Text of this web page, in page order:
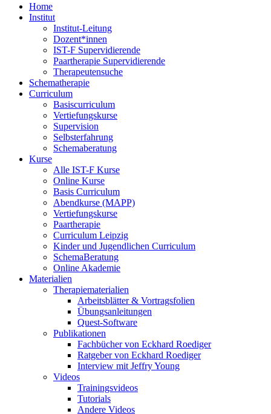
Home
Institut
Institut-Leitung
Dozent*innen
IST-F Supervidierende
Paartherapie Supervidierende
Therapeutensuche
Schematherapie
Curriculum
Basiscurriculum
Vertiefungskurse
Supervision
Selbsterfahrung
Schemaberatung
Kurse
Alle IST-F Kurse
Online Kurse
Basis Curriculum
Abendkurse (MAPP)
Vertiefungskurse
Paartherapie
Curriculum Leipzig
Kinder und Jugendlichen Curriculum
SchemaBeratung
Online Akademie
Materialien
Therapiematerialien
Arbeitsblätter & Vortragsfolien
Übungsanleitungen
Quest-Software
Publikationen
Fachbücher von Eckhard Roediger
Ratgeber von Eckhard Roediger
Interview mit Jeffry Young
Videos
Trainingsvideos
Tutorials
Andere Videos